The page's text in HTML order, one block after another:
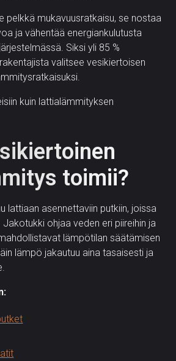
pelkkä mukavuusratkaisu, se nostaa
ja vähentää energiankulutusta
Siksi yli 85 %
valitsee vesikiertoisen
kuin lattialämmityksen
toimii?
lattiaan asennettaviin putkiin, joissa
ohjaa veden eri piireihin ja
lämpötilan säätämisen
lämpö jakautuu aina tasaisesti ja